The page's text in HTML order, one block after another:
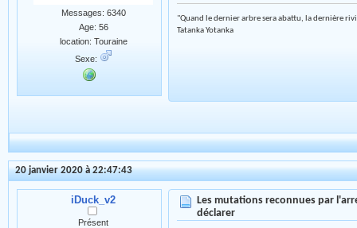
Messages: 6340
Age: 56
location: Touraine
Sexe:
"Quand le dernier arbre sera abattu, la dernière
Tatanka Yotanka
20 janvier 2020 à 22:47:43
iDuck_v2
Présent
Les mutations reconnues par
déclarer